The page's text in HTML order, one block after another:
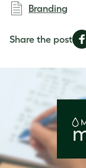
Branding
Share the post